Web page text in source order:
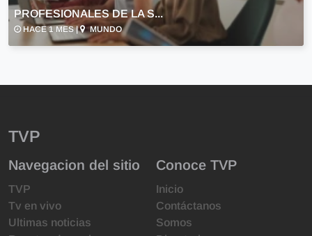
PROFESIONALES DE LA S...
HACE 1 MES | MUNDO
TVP
Navegacion del sitio
TVP
Tv en vivo
Ultimas noticias
Conoce TVP
Inicio
Contáctanos
Somos